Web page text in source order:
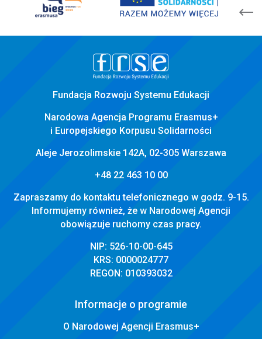
Fundacja Rozwoju Systemu Edukacji
Narodowa Agencja Programu Erasmus+
i Europejskiego Korpusu Solidarności
Aleje Jerozolimskie 142A, 02-305 Warszawa
+48 22 463 10 00
Zapraszamy do kontaktu telefonicznego w godz. 9-15.
Informujemy również, że w Narodowej Agencji
obowiązuje ruchomy czas pracy.
NIP: 526-10-00-645
KRS: 0000024777
REGON: 010393032
Informacje o programie
O Narodowej Agencji Erasmus+